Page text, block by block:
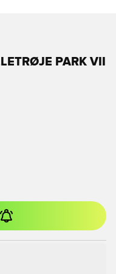
PARK VII